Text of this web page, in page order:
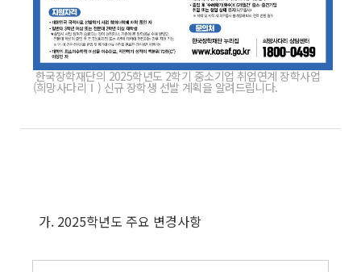
한국장학재단의 2025학년도 2학기 중소기업 취업연계 장학사업
(희망사다리Ⅰ) 신규 장학생 선발 계획을 알려드립니다.
가. 2025학년도 주요 변경사항